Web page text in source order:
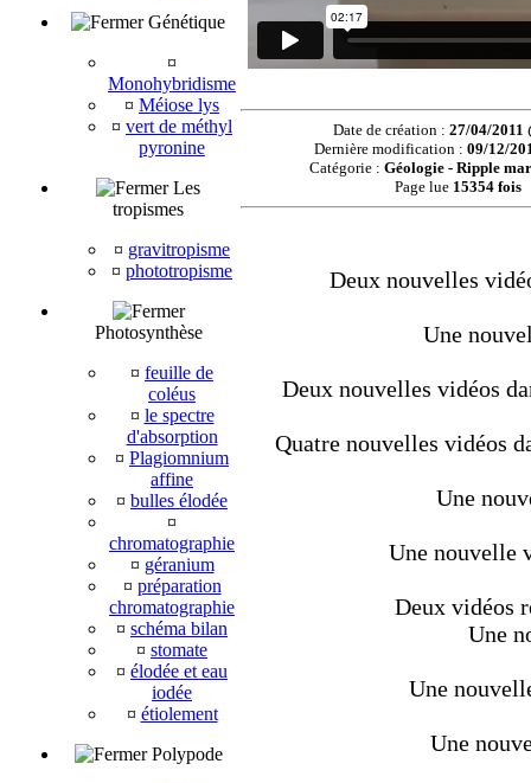
Génétique
¤
Monohybridisme
¤ Méiose lys
¤ vert de méthyl
pyronine
Les
tropismes
¤ gravitropisme
¤ phototropisme
Photosynthèse
¤ feuille de
coléus
¤ le spectre
d'absorption
¤ Plagiomnium
affine
¤ bulles élodée
¤
chromatographie
¤ géranium
¤ préparation
chromatographie
¤ schéma bilan
¤ stomate
¤ élodée et eau
iodée
¤ étiolement
Polypode
Date de création :27/04/2011
Dernière modification :09/12/
Catégorie :Géologie - Ripple
Page lue 15354 fois
Deux nouvelles
Une
Deux nouvelles vidéos
Quatre nouvelles vidéos
Une
Une nouvelle
Deux vidéos
Une
Une
Une